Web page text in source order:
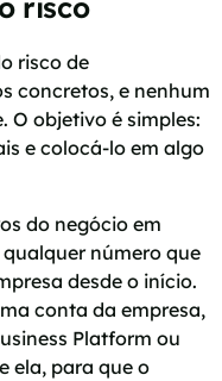
risco de
concretos, e nenhum
O objetivo é simples:
e colocá-lo em algo
do negócio em
número que
desde o início.
conta da empresa,
Platform ou
ela, para que o